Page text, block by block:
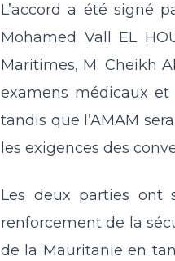
L’accord a été signé
Mohamed Vall EL
Maritimes, M. Cheikh
examens médicaux
tandis que l’AMAM
les exigences des
Les deux parties ont
renforcement de la
de la Mauritanie en